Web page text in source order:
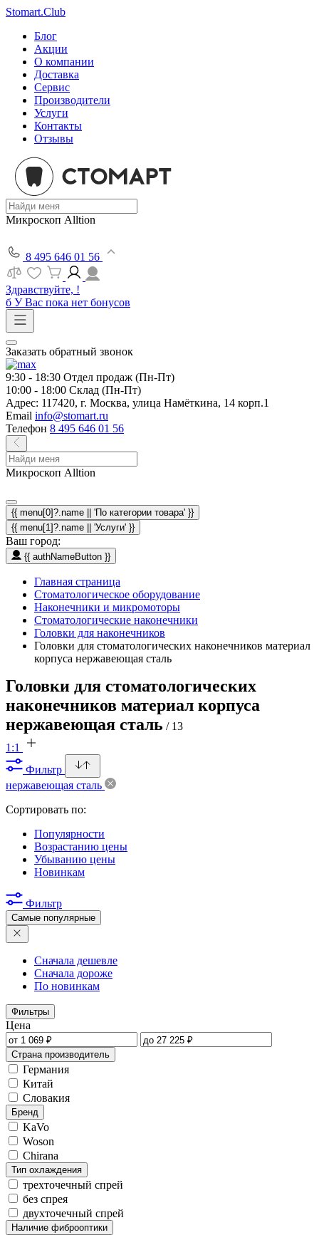
Stomart.Club
Блог
Акции
О компании
Доставка
Сервис
Производители
Услуги
Контакты
Отзывы
Микроскоп Alltion
8 495 646 01 56
Здравствуйте, !
б У Вас пока нет бонусов
Заказать обратный звонок
9:30 - 18:30 Отдел продаж (Пн-Пт)
10:00 - 18:00 Склад (Пн-Пт)
Адрес: 117420, г. Москва, улица Намёткина, 14 корп.1
Email info@stomart.ru
Телефон 8 495 646 01 56
Микроскоп Alltion
{{ menu[0]?.name || 'По категории товара' }}
{{ menu[1]?.name || 'Услуги' }}
Ваш город:
{{ authNameButton }}
Главная страница
Стоматологическое оборудование
Наконечники и микромоторы
Стоматологические наконечники
Головки для наконечников
Головки для стоматологических наконечников материал
корпуса нержавеющая сталь
Головки для стоматологических
наконечников материал корпуса
нержавеющая сталь / 13
1:1
Фильтр
нержавеющая сталь
Сортировать по:
Популярности
Возрастанию цены
Убыванию цены
Новинкам
Фильтр
Самые популярные
Сначала дешевле
Сначала дороже
По новинкам
Фильтры
Цена
Страна производитель
Германия
Китай
Словакия
Бренд
KaVo
Woson
Chirana
Тип охлаждения
трехточечный спрей
без спрея
двухточечный спрей
Наличие фиброоптики